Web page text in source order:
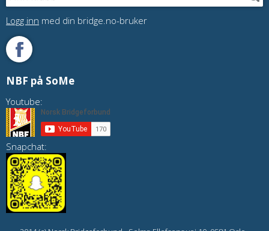
Logg inn med din bridge.no-bruker
NBF på SoMe
Youtube:
Snapchat: